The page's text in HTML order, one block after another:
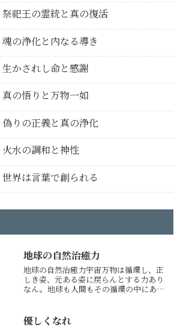
祭祀王の霊統と真の復活
魂の浄化と内なる導き
生かされし命と感謝
真の悟りと万物一如
偽りの正義と真の浄化
火水の調和と神性
世界は言葉で創られる
地球の自然治癒力
地球の自然治癒力宇宙万物は循環し、正
しき姿、元ある姿に戻らんとする力あり
なん。地球も人間もその循環の中にあり
なれば、その地球に暮らす人間は自然と
の共存・調和を図らねばな...
優しくなれ